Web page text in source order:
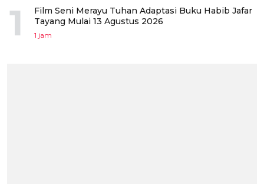
1
Film Seni Merayu Tuhan Adaptasi Buku Habib Jafar
Tayang Mulai 13 Agustus 2026
1 jam